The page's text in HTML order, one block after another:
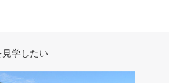
学したい